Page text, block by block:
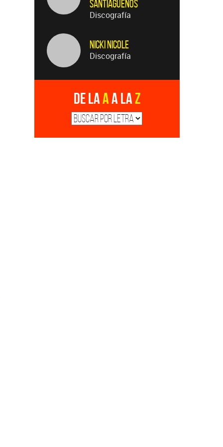
Santiagueños
Discografía
Nicki Nicole
Discografía
De laAa laZ